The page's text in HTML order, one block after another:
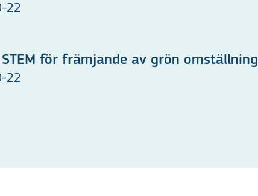
22
för främjande av grön omställning
22